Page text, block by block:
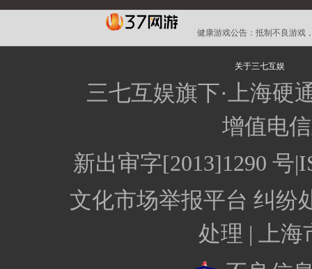
健康游戏公告： 抵制不良游戏
关于三七互娱
三七互娱旗下·上海硬
增值电
新出审字[2013]1290 号
文化市场举报平台 纠纷
处理 |
上